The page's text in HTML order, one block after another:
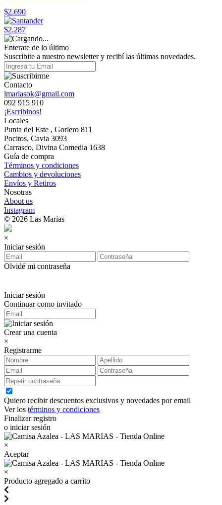
$2.690
$2.287
Enterate de lo último
Suscribite a nuestro newsletter y recibí las últimas novedades.
Contacto
lmariasok@gmail.com
092 915 910
¡Escribinos!
Locales
Punta del Este , Gorlero 811
Pocitos, Cavia 3093
Carrasco, Divina Comedia 1638
Guía de compra
Términos y condiciones
Cambios y devoluciones
Envíos y Retiros
Nosotras
About us
Instagram
© 2026 Las Marías
×
Iniciar sesión
Olvidé mi contraseña
Iniciar sesión
Continuar como invitado
Crear una cuenta
×
Registrarme
Quiero recibir descuentos exclusivos y novedades por email
Ver los términos y condiciones
Finalizar registro
o iniciar sesión
×
Aceptar
×
Producto agregado a carrito